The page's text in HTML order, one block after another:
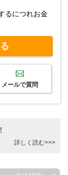
るにつれお金
メールで質問
詳しく読む>>>